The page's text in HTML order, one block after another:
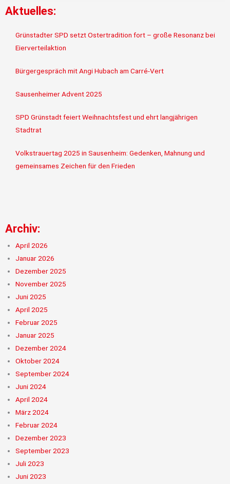
Aktuelles:
Grünstadter SPD setzt Ostertradition fort – große Resonanz bei
Eierverteilaktion
Bürgergespräch mit Angi Hubach am Carré-Vert
Sausenheimer Advent 2025
SPD Grünstadt feiert Weihnachtsfest und ehrt langjährigen
Stadtrat
Volkstrauertag 2025 in Sausenheim: Gedenken, Mahnung und
gemeinsames Zeichen für den Frieden
Archiv:
April 2026
Januar 2026
Dezember 2025
November 2025
Juni 2025
April 2025
Februar 2025
Januar 2025
Dezember 2024
Oktober 2024
September 2024
Juni 2024
April 2024
März 2024
Februar 2024
Dezember 2023
September 2023
Juli 2023
Juni 2023